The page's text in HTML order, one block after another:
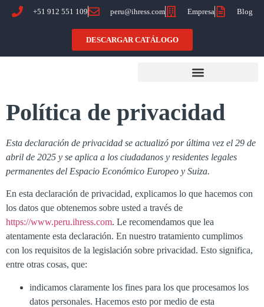
+51 912 551 109 peru@ihress.com Empresa Blog
DESCARGAR CATÁLOGO
Política de privacidad
Esta declaración de privacidad se actualizó por última vez el 29 de
abril de 2025 y se aplica a los ciudadanos y residentes legales
permanentes del Espacio Económico Europeo y Suiza.
En esta declaración de privacidad, explicamos lo que hacemos con
los datos que obtenemos sobre usted a través de
https://www.peru.ihress.com. Le recomendamos que lea
atentamente esta declaración. En nuestro tratamiento cumplimos
con los requisitos de la legislación sobre privacidad. Esto significa,
entre otras cosas, que:
indicamos claramente los fines para los que procesamos los
datos personales. Hacemos esto por medio de esta